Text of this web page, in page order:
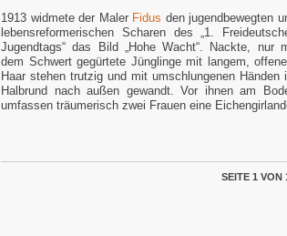
1913 widmete der Maler Fidus den jugendbewegten
lebensreformerischen Scharen des „1.
Jugendtags“ das Bild „Hohe Wacht“. Nackte, nur
dem Schwert gegürtete Jünglinge mit langem,
Haar stehen trutzig und mit umschlungenen Händen
Halbrund nach außen gewandt. Vor ihnen am
umfassen träumerisch zwei Frauen eine
SEITE 1 VON